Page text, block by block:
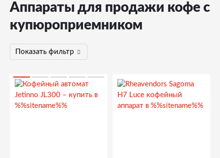
Все вендинговые аппараты
Кофейные аппараты
С купюроприемником
Аппараты для продажи кофе с
купюроприемником
Показать фильтр